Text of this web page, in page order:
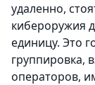
удаленно,
кибероружия
единицу. Это
группировка,
операторов,